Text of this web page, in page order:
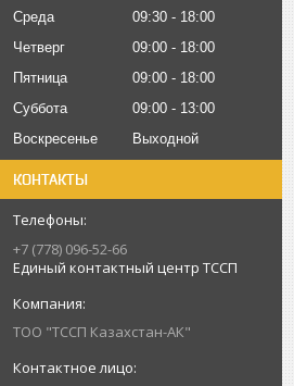
Среда
09:30
18:00
Четверг
09:00
18:00
Пятница
09:00
18:00
Суббота
09:00
13:00
Воскресенье
Выходной
КОНТАКТЫ
+7 (778) 096-52-66
Единый контактный центр ТССП
ТОО "ТССП Казахстан-АК"